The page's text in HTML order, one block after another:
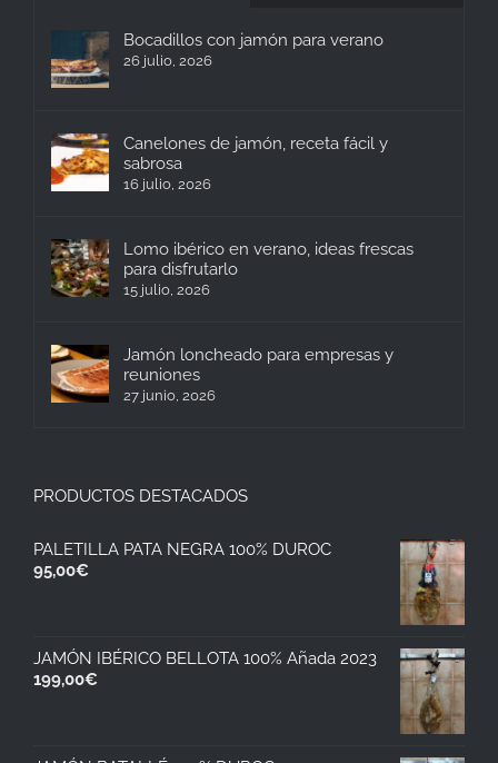
Bocadillos con jamón para verano
26 julio, 2026
Canelones de jamón, receta fácil y
sabrosa
16 julio, 2026
Lomo ibérico en verano, ideas frescas
para disfrutarlo
15 julio, 2026
Jamón loncheado para empresas y
reuniones
27 junio, 2026
PRODUCTOS DESTACADOS
PALETILLA PATA NEGRA 100% DUROC
95,00€
JAMÓN IBÉRICO BELLOTA 100% Añada 2023
199,00€